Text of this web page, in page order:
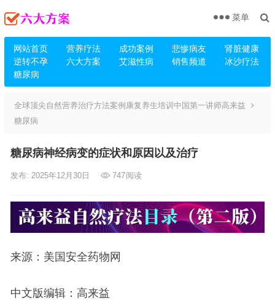
网站首页 营养疗法 成功案例 悲惨病友
肾脏健康
逆转不孕
六大方案 艾滋性病 销售频道
冰沙疗法
糖尿病
菜单
全球顶尖自然营养治疗方法案例康复养生培训中国第一讲师高来益
糖尿病
糖尿病神经病变的症状和原因以及治疗
发布: 2025年12月30日 747阅读
来源：美国安全药物网
中文版编辑：高来益